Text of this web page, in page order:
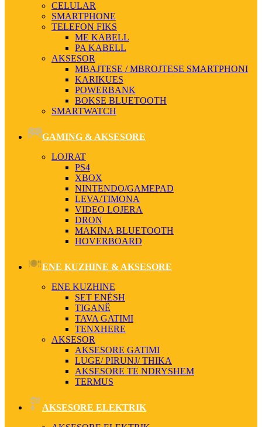
CELULAR
SMARTPHONE
TELEFON FIKS
ME KABELL
PA KABELL
AKSESOR
MBAJTESE / MBROJTESE SMARTPHONI
KARIKUES
POWERBANK
BOKSE BLUETOOTH
SMARTWATCH
GAMING & AKSESORE
LOJRAT
PS4
XBOX
NINTENDO/GAMEPAD
LEVA/TIMONA
VIDEO LOJERA
DRON
MAKINA BLUETOOTH
HOVERBOARD
ENE KUZHINE & AKSESORE
ENE KUZHINE
SET ENËSH
TIGANË
TAVA GATIMI
TENXHERE
AKSESOR
AKSESORE GATIMI
LUGE/ PIRUNJ/ THIKA
AKSESORE TE NDRYSHEM
TERMUS
AKSESORE ELEKTRIK